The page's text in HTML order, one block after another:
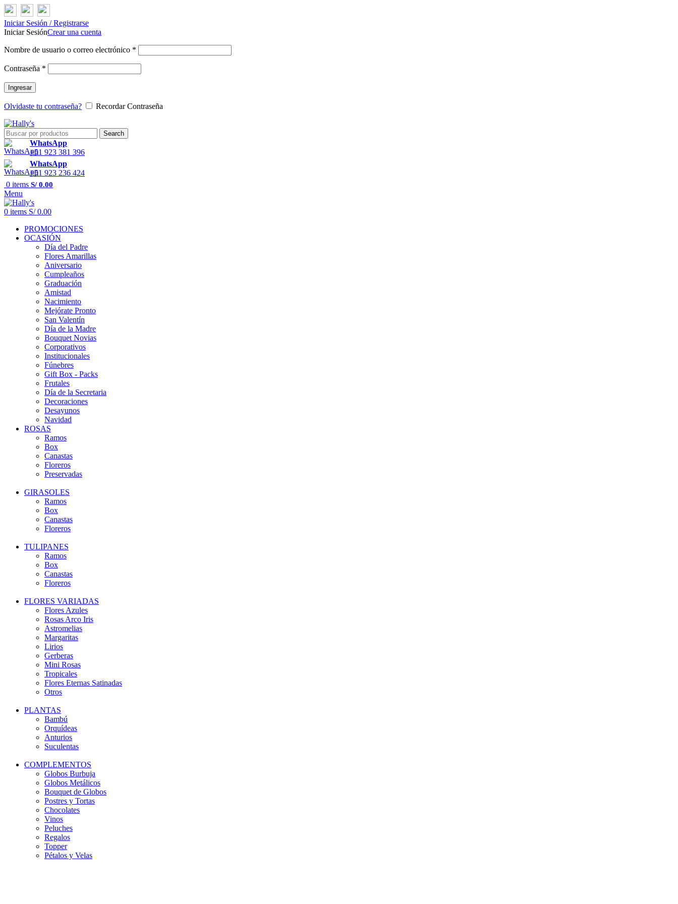
Iniciar Sesión / Registrarse
Iniciar SesiónCrear una cuenta
Nombre de usuario o correo electrónico *
Contraseña *
Ingresar
Olvidaste tu contraseña? Recordar Contraseña
Search
WhatsApp
+51 923 381 396
WhatsApp
+51 923 236 424
0 items S/0.00
Menu
0 items S/0.00
PROMOCIONES
OCASIÓN
Día del Padre
Flores Amarillas
Aniversario
Cumpleaños
Graduación
Amistad
Nacimiento
Mejórate Pronto
San Valentín
Día de la Madre
Bouquet Novias
Corporativos
Institucionales
Fúnebres
Gift Box - Packs
Frutales
Día de la Secretaria
Decoraciones
Desayunos
Navidad
ROSAS
Ramos
Box
Canastas
Floreros
Preservadas
GIRASOLES
Ramos
Box
Canastas
Floreros
TULIPANES
Ramos
Box
Canastas
Floreros
FLORES VARIADAS
Flores Azules
Rosas Arco Iris
Astromelias
Margaritas
Lirios
Gerberas
Mini Rosas
Tropicales
Flores Eternas Satinadas
Otros
PLANTAS
Bambú
Orquídeas
Anturios
Suculentas
COMPLEMENTOS
Globos Burbuja
Globos Metálicos
Bouquet de Globos
Postres y Tortas
Chocolates
Vinos
Peluches
Regalos
Topper
Pétalos y Velas